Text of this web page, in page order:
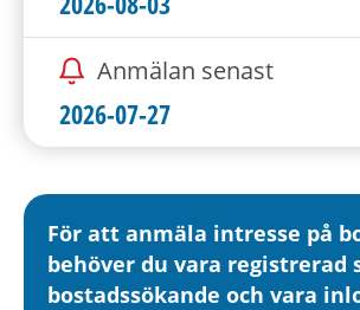
Anmälan senast
2026-07-27
För att anmäla intresse på
behöver du vara registrerad
bostadssökande och vara